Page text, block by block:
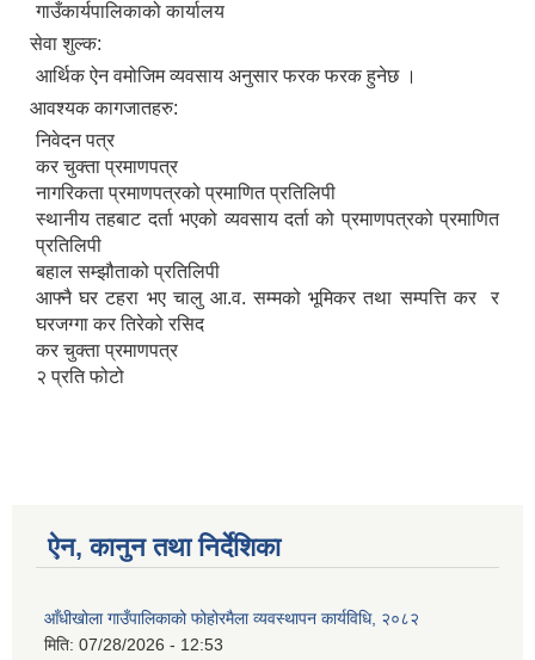
गाउँकार्यपालिकाको कार्यालय
सेवा शुल्क:
आर्थिक ऐन वमोजिम व्यवसाय अनुसार फरक फरक हुनेछ ।
आवश्यक कागजातहरु:
निवेदन पत्र
कर चुक्ता प्रमाणपत्र
नागरिकता प्रमाणपत्रको प्रमाणित प्रतिलिपी
स्थानीय तहबाट दर्ता भएको व्यवसाय दर्ता को प्रमाणपत्रको प्रमाणित
प्रतिलिपी
बहाल सम्झौताको प्रतिलिपी
आफ्नै घर टहरा भए चालु आ.व. सम्मको भूमिकर तथा सम्पत्ति कर र
घरजग्गा कर तिरेको रसिद
कर चुक्ता प्रमाणपत्र
२ प्रति फोटो
ऐन, कानुन तथा निर्देशिका
आँधीखोला गाउँपालिकाको फोहोरमैला व्यवस्थापन कार्यविधि, २०८२
मिति: 07/28/2026 - 12:53